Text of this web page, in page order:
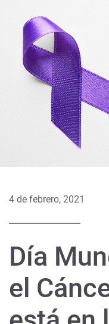
4 de febrero, 2021
Día
el